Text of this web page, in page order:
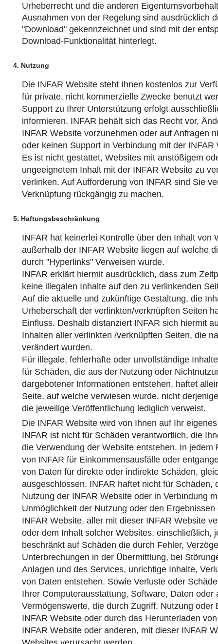
Urheberrecht und die anderen
Ausnahmen von der Regelung sind ausdrücklich
"Download" gekennzeichnet und sind mit der
Download-Funktionalität hinterlegt.
4. Nutzung
Die INFAR Website steht Ihnen kostenlos zur
für private, nicht kommerzielle Zwecke benutzt
Support zu Ihrer Unterstützung erfolgt
informieren. INFAR behält sich das Recht vor,
INFAR Website vorzunehmen oder auf Anfragen
oder keinen Support in Verbindung mit der INFAR
Es ist nicht gestattet, Websites mit anstößigem
ungeeignetem Inhalt mit der INFAR Website zu
verlinken. Auf Aufforderung von INFAR sind Sie
Verknüpfung rückgängig zu machen.
5. Haftungsbeschränkung
INFAR hat keinerlei Kontrolle über den Inhalt von
außerhalb der INFAR Website liegen auf welche
durch "Hyperlinks" Verweisen wurde.
INFAR erklärt hiermit ausdrücklich, dass zum
keine illegalen Inhalte auf den zu verlinkenden
Auf die aktuelle und zukünftige Gestaltung, die
Urheberschaft der verlinkten/verknüpften Seiten
Einfluss. Deshalb distanziert INFAR sich hiermit
Inhalten aller verlinkten /verknüpften Seiten, die
verändert wurden.
Für illegale, fehlerhafte oder unvollständige
für Schäden, die aus der Nutzung oder
dargebotener Informationen entstehen, haftet
Seite, auf welche verwiesen wurde, nicht
die jeweilige Veröffentlichung lediglich verweist.
Die INFAR Website wird von Ihnen auf Ihr
INFAR ist nicht für Schäden verantwortlich, die
die Verwendung der Website entstehen. In jedem
von INFAR für Einkommensausfälle oder
von Daten für direkte oder indirekte Schäden,
ausgeschlossen. INFAR haftet nicht für Schäden,
Nutzung der INFAR Website oder in Verbindung
Unmöglichkeit der Nutzung oder den
INFAR Website, aller mit dieser INFAR Website
oder dem Inhalt solcher Websites, einschließlich,
beschränkt auf Schäden die durch Fehler,
Unterbrechungen in der Übermittlung, bei
Anlagen und des Services, unrichtige Inhalte,
von Daten entstehen. Sowie Verluste oder
Ihrer Computerausstattung, Software, Daten oder
Vermögenswerte, die durch Zugriff, Nutzung oder
INFAR Website oder durch das Herunterladen
INFAR Website oder anderen, mit dieser INFAR